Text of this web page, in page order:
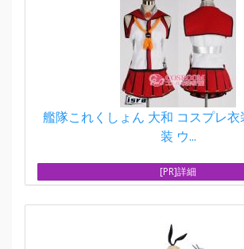
艦隊これくしょん 大和 コスプレ
装 ウ...
[PR]詳細